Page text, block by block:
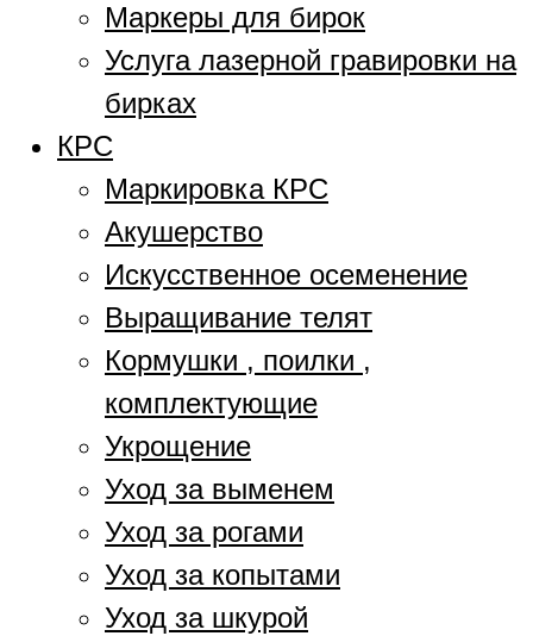
Маркеры для бирок
Услуга лазерной гравировки на
бирках
КРС
Маркировка КРС
Акушерство
Искусственное осеменение
Выращивание телят
Кормушки , поилки ,
комплектующие
Укрощение
Уход за выменем
Уход за рогами
Уход за копытами
Уход за шкурой